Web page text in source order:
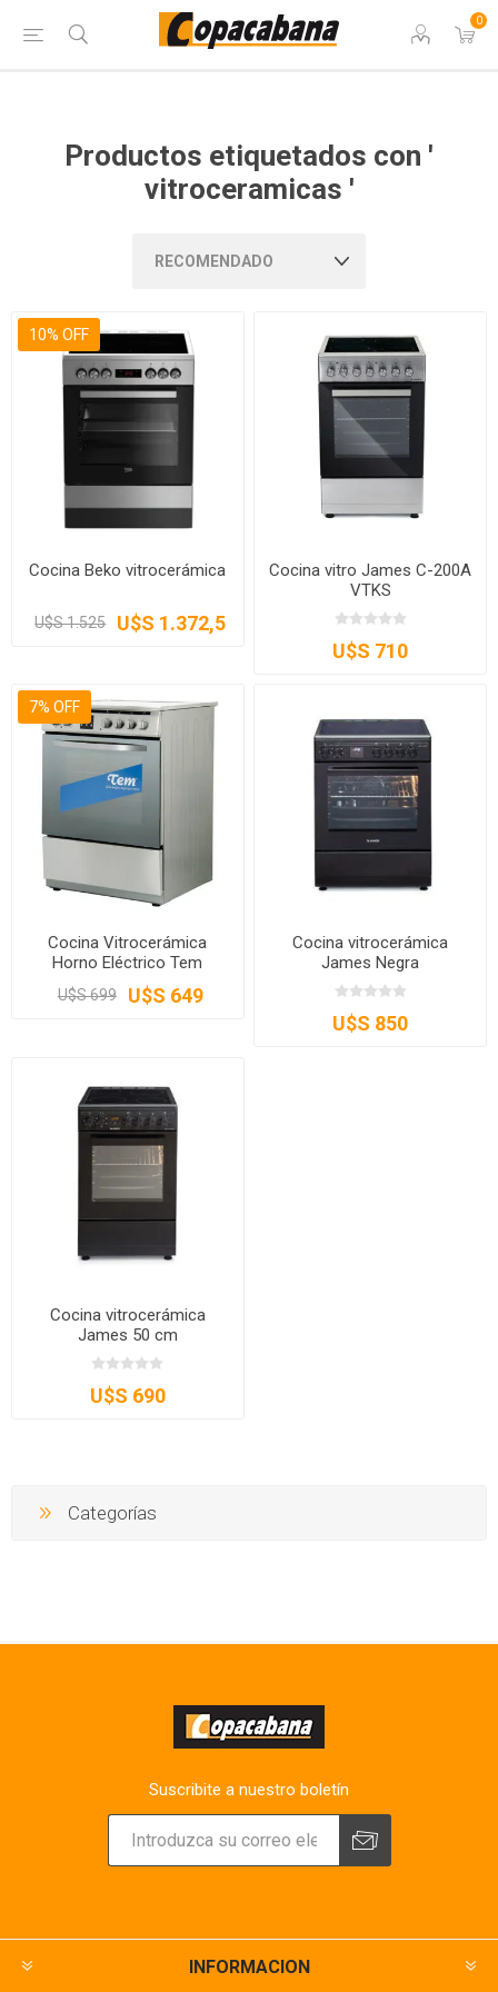
0
Productos etiquetados con '
vitroceramicas '
10% OFF
Cocina Beko vitrocerámica
U$S 1.525 U$S 1.372,5
Cocina vitro James C-200A
VTKS
U$S 710
7% OFF
Cocina Vitrocerámica
Horno Eléctrico Tem
U$S 699 U$S 649
Cocina vitrocerámica
James Negra
U$S 850
Cocina vitrocerámica
James 50 cm
U$S 690
Categorías
Suscribite a nuestro boletín
INFORMACION